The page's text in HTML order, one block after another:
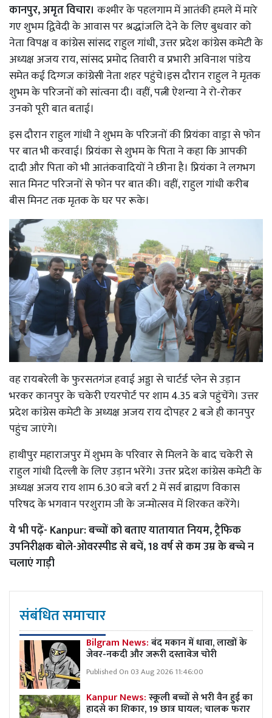
कानपुर, अमृत विचार। कश्मीर के पहलगाम में आतंकी हमले में मारे
गए शुभम द्विवेदी के आवास पर श्रद्धांजलि देने के लिए बुधवार को
नेता विपक्ष व कांग्रेस सांसद राहुल गांधी, उत्तर प्रदेश कांग्रेस कमेटी के
अध्यक्ष अजय राय, सांसद प्रमोद तिवारी व प्रभारी अविनाश पांडेय
समेत कई दिग्गज कांग्रेसी नेता शहर पहुंचे।इस दौरान राहुल ने मृतक
शुभम के परिजनों को सांत्वना दी। वहीं, पत्नी ऐशन्या ने रो-रोकर
उनको पूरी बात बताई।
इस दौरान राहुल गांधी ने शुभम के परिजनों की प्रियंका वाड्रा से फोन
पर बात भी करवाई। प्रियंका से शुभम के पिता ने कहा कि आपकी
दादी और पिता को भी आतंकवादियों ने छीना है। प्रियंका ने लगभग
सात मिनट परिजनों से फोन पर बात की। वहीं, राहुल गांधी करीब
बीस मिनट तक मृतक के घर पर रूके।
वह रायबरेली के फुरसतगंज हवाई अड्डा से चार्टर्ड प्लेन से उड़ान
भरकर कानपुर के चकेरी एयरपोर्ट पर शाम 4.35 बजे पहुंचेंगे। उत्तर
प्रदेश कांग्रेस कमेटी के अध्यक्ष अजय राय दोपहर 2 बजे ही कानपुर
पहुंच जाएंगे।
हाथीपुर महाराजपुर में शुभम के परिवार से मिलने के बाद चकेरी से
राहुल गांधी दिल्ली के लिए उड़ान भरेंगे। उत्तर प्रदेश कांग्रेस कमेटी के
अध्यक्ष अजय राय शाम 6.30 बजे बर्रा 2 में सर्व ब्राह्मण विकास
परिषद के भगवान परशुराम जी के जन्मोत्सव में शिरकत करेंगे।
ये भी पढ़ें- Kanpur: बच्चों को बताए यातायात नियम, ट्रैफिक
उपनिरीक्षक बोले-ओवरस्पीड से बचें, 18 वर्ष से कम उम्र के बच्चे न
चलाएं गाड़ी
संबंधित समाचार
Bilgram News:बंद मकान में धावा, लाखों के
जेवर-नकदी और जरूरी दस्तावेज चोरी
Published On 03 Aug 2026 11:46:00
Kanpur News:स्कूली बच्चों से भरी वैन हुई का
हादसे का शिकार, 19 छात्र घायल; चालक फरार